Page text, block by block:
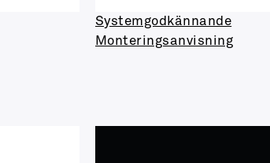
Systemgodkännande
Monteringsanvisning